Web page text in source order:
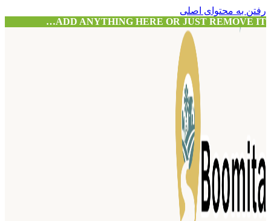
رفتن به محتوای اصلی
ADD ANYTHING HERE OR JUST REMOVE IT…